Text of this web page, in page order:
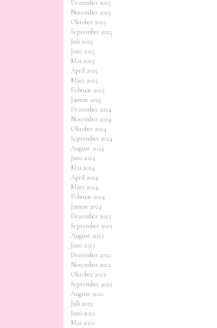
Dezember 2025
November 2025
Oktober 2025
September 2025
Juli 2025
Juni 2025
Mai 2025
April 2025
März 2025
Februar 2025
Januar 2025
Dezember 2024
November 2024
Oktober 2024
September 2024
August 2024
Juni 2024
Mai 2024
April 2024
März 2024
Februar 2024
Januar 2024
Dezember 2023
September 2023
August 2023
Juni 2023
Dezember 2022
November 2022
Oktober 2022
September 2022
August 2022
Juli 2022
Juni 2022
Mai 2022